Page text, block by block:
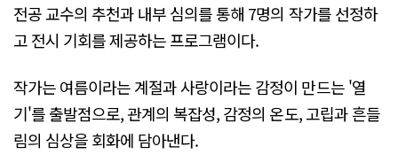
전공 교수의 추천과 내부 심의를 통해 7명의 작가를 선정하
고 전시 기회를 제공하는 프로그램이다.
작가는 여름이라는 계절과 사랑이라는 감정이 만드는 '열
기'를 출발점으로, 관계의 복잡성, 감정의 온도, 고립과 흔들
림의 심상을 회화에 담아낸다.